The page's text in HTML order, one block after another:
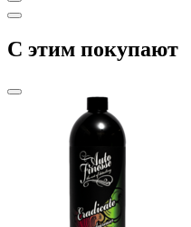
C этим покупают